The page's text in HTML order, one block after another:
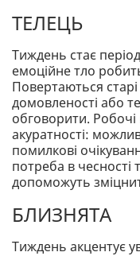
ТЕЛЕЦЬ
Тиждень стає
емоційне тло
Повертаються
домовленості або
обговорити.
акуратності:
помилкові
потреба в чесності
допоможуть
БЛИЗНЯТА
Тиждень акцентує